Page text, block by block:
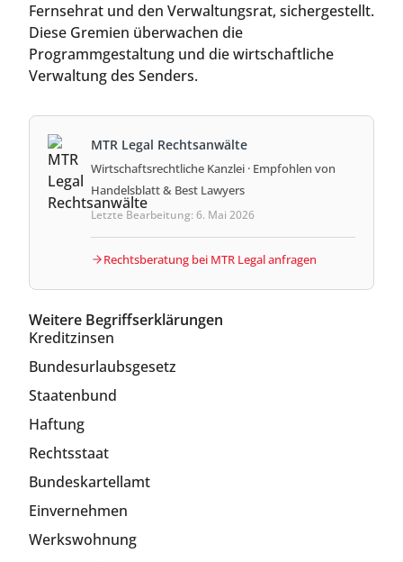
Fernsehrat und den Verwaltungsrat, sichergestellt.
Diese Gremien überwachen die
Programmgestaltung und die wirtschaftliche
Verwaltung des Senders.
MTR Legal Rechtsanwälte
Wirtschaftsrechtliche Kanzlei · Empfohlen von
Handelsblatt & Best Lawyers
Letzte Bearbeitung: 6. Mai 2026
Rechtsberatung bei MTR Legal anfragen
Weitere Begriffserklärungen
Kreditzinsen
Bundesurlaubsgesetz
Staatenbund
Haftung
Rechtsstaat
Bundeskartellamt
Einvernehmen
Werkswohnung